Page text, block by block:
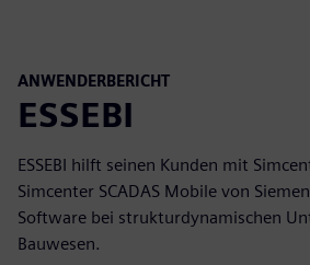
ANWENDERBERICHT
ESSEBI
ESSEBI hilft seinen Kunden mit
Simcenter SCADAS Mobile von
Software bei strukturdynamischen
Bauwesen.